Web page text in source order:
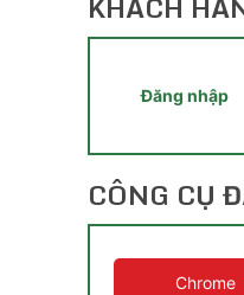
Đăng nhập
CÔNG CỤ
Chrome